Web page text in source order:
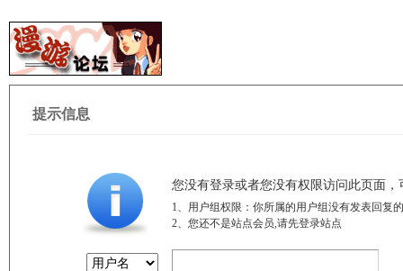
提示信息
您没有登录或者您没有权限访问此页面
1、用户组权限：你所属的用户组没有发表回复
2、您还不是站点会员,请先登录站点